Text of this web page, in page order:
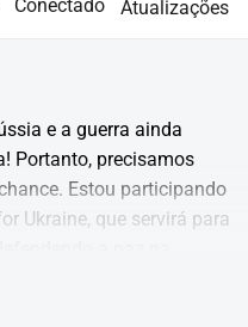
Conectado Atualizações
e a guerra ainda
Portanto, precisamos
Estou participando
Ukraine, que servirá para
se a nós doando e/ou
de Antuérpia!Run for